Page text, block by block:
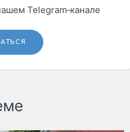
Telegram‑канале